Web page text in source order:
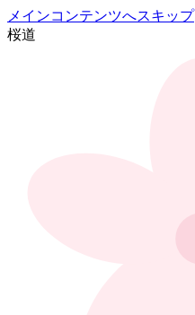
メインコンテンツへスキップ
桜道